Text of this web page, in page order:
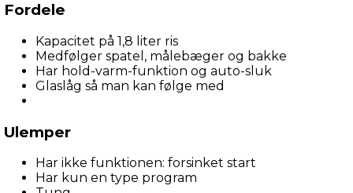
Fordele
Kapacitet på 1,8 liter ris
Medfølger spatel, målebæger og bakke
Har hold-varm-funktion og auto-sluk
Glaslåg så man kan følge med
Ulemper
Har ikke funktionen: forsinket start
Har kun en type program